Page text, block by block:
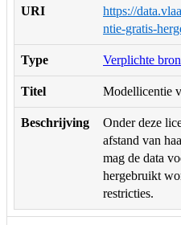
URI
https://
ntie-gratis-
Type Verplichte
Titel Modellicentie
Beschrijving
Onder deze
afstand van
mag de data
hergebruikt
restricties.